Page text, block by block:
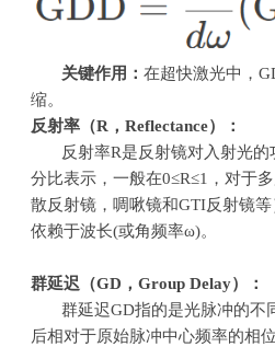
关键作用：在超快激光中，
缩。
反射率（R ，Reflectance）：
反射率R是反射镜对入射光
分比表示，一般在0≤R≤1 ，对于
散反射镜，啁啾镜和GTI反射镜
依赖于波长(或角频率ω)。
群延迟（GD ，Group Delay）
：
群延迟GD指的是光脉冲的不
后相对于原始脉冲中心频率的相